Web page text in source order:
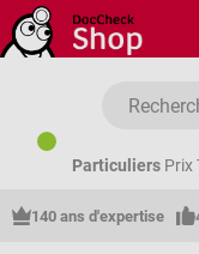
Passer au contenu
Particuliers Prix
140 ans d'expertise